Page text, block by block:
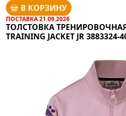
В КОРЗИНУ
ПОСТАВКА 21.09.2026
ТОЛСТОВКА ТРЕНИРОВОЧНАЯ
TRAINING JACKET JR 3883324-